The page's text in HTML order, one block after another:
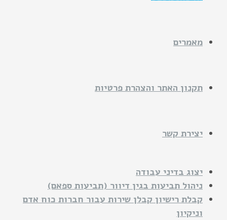
מאמרים
תקנון האתר והצהרת פרטיות
יצירת קשר
יצוג בדיני עבודה
ניהול תביעות בגין דיוור (תביעות ספאם)
קבלת רישיון קבלן שירות עבור חברות כוח אדם
וניקיון